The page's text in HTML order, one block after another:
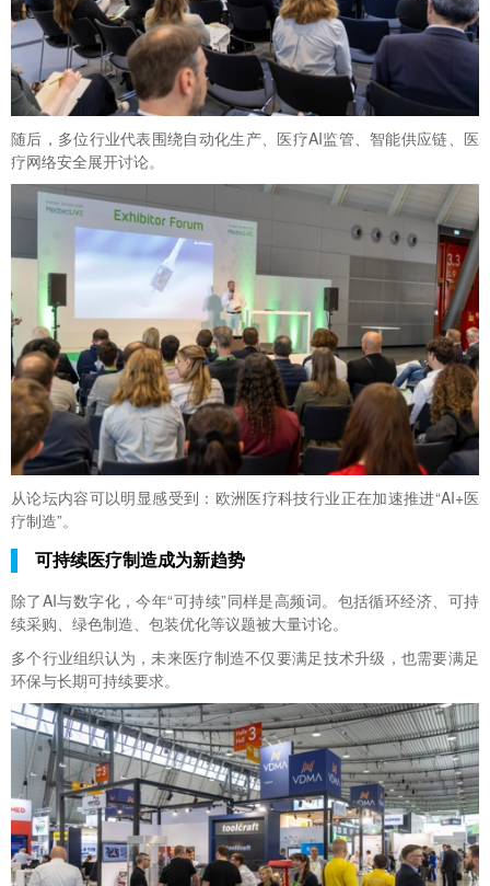
随后，多位行业代表围绕自动化生产、医疗AI监管、智能供应链、医
疗网络安全展开讨论。
从论坛内容可以明显感受到：欧洲医疗科技行业正在加速推进“AI+医
疗制造”。
可持续医疗制造成为新趋势
除了AI与数字化，今年“可持续”同样是高频词。包括循环经济、可持
续采购、绿色制造、包装优化等议题被大量讨论。
多个行业组织认为，未来医疗制造不仅要满足技术升级，也需要满足
环保与长期可持续要求。